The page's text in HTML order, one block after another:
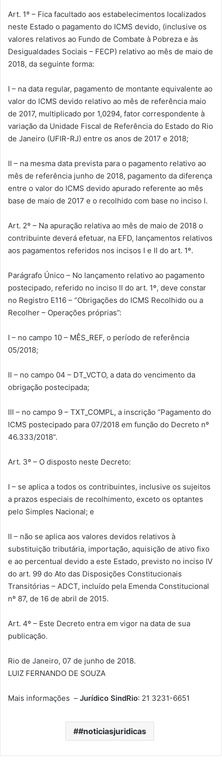
Art. 1º – Fica facultado aos estabelecimentos localizados
neste Estado o pagamento do ICMS devido, (inclusive os
valores relativos ao Fundo de Combate à Pobreza e às
Desigualdades Sociais – FECP) relativo ao mês de maio de
2018, da seguinte forma:
I – na data regular, pagamento de montante equivalente ao
valor do ICMS devido relativo ao mês de referência maio
de 2017, multiplicado por 1,0294, fator correspondente à
variação da Unidade Fiscal de Referência do Estado do Rio
de Janeiro (UFIR-RJ) entre os anos de 2017 e 2018;
II – na mesma data prevista para o pagamento relativo ao
mês de referência junho de 2018, pagamento da diferença
entre o valor do ICMS devido apurado referente ao mês
base de maio de 2017 e o recolhido com base no inciso I.
Art. 2º – Na apuração relativa ao mês de maio de 2018 o
contribuinte deverá efetuar, na EFD, lançamentos relativos
aos pagamentos referidos nos incisos I e II do art. 1º.
Parágrafo Único – No lançamento relativo ao pagamento
postecipado, referido no inciso II do art. 1º, deve constar
no Registro E116 – “Obrigações do ICMS Recolhido ou a
Recolher – Operações próprias”:
I – no campo 10 – MÊS_REF, o período de referência
05/2018;
II – no campo 04 – DT_VCTO, a data do vencimento da
obrigação postecipada;
III – no campo 9 – TXT_COMPL, a inscrição “Pagamento do
ICMS postecipado para 07/2018 em função do Decreto nº
46.333/2018”.
Art. 3º – O disposto neste Decreto:
I – se aplica a todos os contribuintes, inclusive os sujeitos
a prazos especiais de recolhimento, exceto os optantes
pelo Simples Nacional; e
II – não se aplica aos valores devidos relativos à
substituição tributária, importação, aquisição de ativo fixo
e ao percentual devido a este Estado, previsto no inciso IV
do art. 99 do Ato das Disposições Constitucionais
Transitórias – ADCT, incluído pela Emenda Constitucional
nº 87, de 16 de abril de 2015.
Art. 4º – Este Decreto entra em vigor na data de sua
publicação.
Rio de Janeiro, 07 de junho de 2018.
LUIZ FERNANDO DE SOUZA
Mais informações – Jurídico SindRio: 21 3231-6651
#noticiasjuridicas